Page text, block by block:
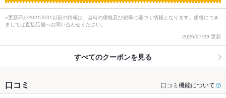
※更新日が2021/3/31以前の情報は、当時の価格及び税率に基づく情報となります。価格につき
ましては直接店舗へお問い合わせください。
2026/07/29 更新
すべてのクーポンを見る
口コミ 口コミ機能について